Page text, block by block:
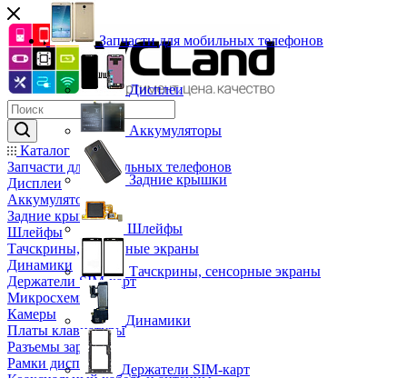
Каталог
Запчасти для мобильных телефонов
Дисплеи
Аккумуляторы
Задние крышки
Шлейфы
Тачскрины, сенсорные экраны
Динамики
Держатели SIM-карт
Микросхемы
Камеры
Платы клавиатуры
Разъемы зарядки
Рамки дисплея
Запчасти для мобильных телефонов
Дисплеи
Аккумуляторы
Задние крышки
Шлейфы
Тачскрины, сенсорные экраны
Динамики
Держатели SIM-карт